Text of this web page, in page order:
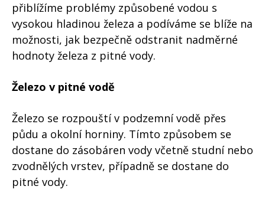
přiblížíme problémy způsobené vodou s
vysokou hladinou železa a podíváme se blíže na
možnosti, jak bezpečně odstranit nadměrné
hodnoty železa z pitné vody.
Železo v pitné vodě
Železo se rozpouští v podzemní vodě přes
půdu a okolní horniny. Tímto způsobem se
dostane do zásobáren vody včetně studní nebo
zvodnělých vrstev, případně se dostane do
pitné vody.